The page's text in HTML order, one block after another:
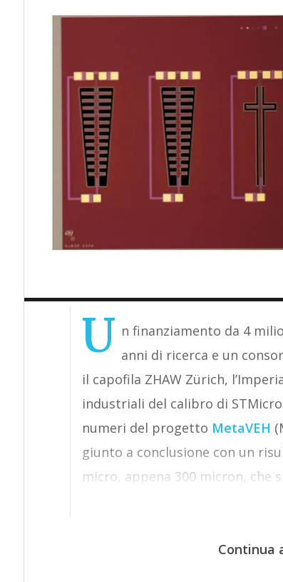
U n finanziamento da 4
anni di ricerca e un
il capofila ZHAW Zürich,
industriali del calibro di
numeri del progetto MetaVEH
giunto a conclusione con un
micro, appena 300 micron, che
Continua